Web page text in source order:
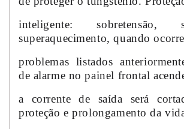
inteligente: sobretensão,
superaquecimento, quando
problemas listados
de alarme no painel frontal
a corrente de saída será
proteção e prolongamento da